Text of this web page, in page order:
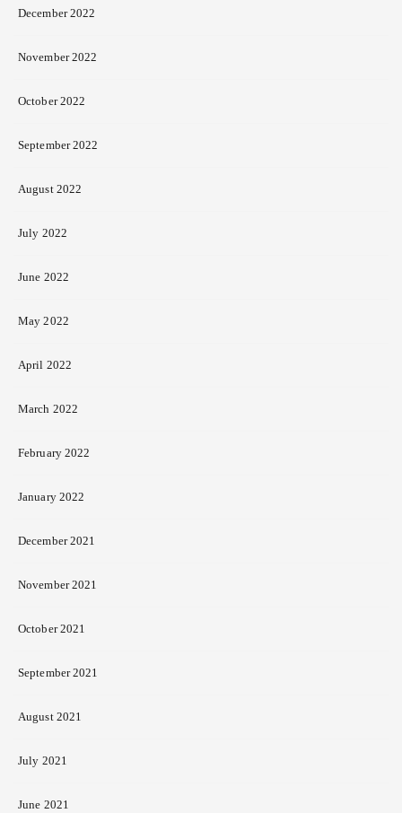
December 2022
November 2022
October 2022
September 2022
August 2022
July 2022
June 2022
May 2022
April 2022
March 2022
February 2022
January 2022
December 2021
November 2021
October 2021
September 2021
August 2021
July 2021
June 2021